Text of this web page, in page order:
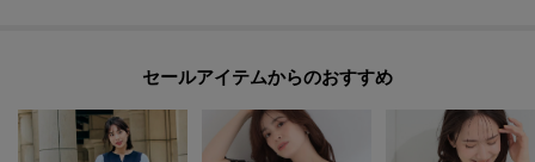
セールアイテムからのおすすめ